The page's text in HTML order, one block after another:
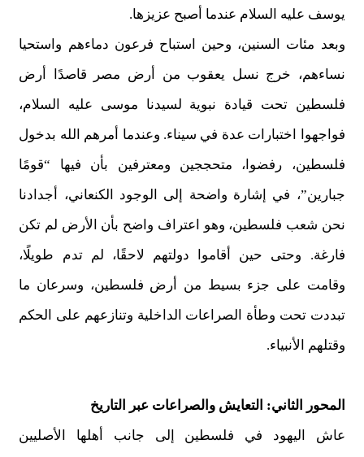
يوسف عليه السلام عندما أصبح عزيزها.
وبعد مئات السنين، وحين استباح فرعون دماءهم واستحيا
نساءهم، خرج نسل يعقوب من أرض مصر قاصدًا أرض
فلسطين تحت قيادة نبوية لسيدنا موسى عليه السلام،
فواجهوا اختبارات عدة في سيناء. وعندما أمرهم الله بدخول
فلسطين، رفضوا، متحججين ومعترفين بأن فيها “قومًا
جبارين”، في إشارة واضحة إلى الوجود الكنعاني، أجدادنا
نحن شعب فلسطين، وهو اعتراف واضح بأن الأرض لم تكن
فارغة. وحتى حين أقاموا دولتهم لاحقًا، لم تدم طويلًا،
وقامت على جزء بسيط من أرض فلسطين، وسرعان ما
تبددت تحت وطأة الصراعات الداخلية وتنازعهم على الحكم
وقتلهم الأنبياء.
المحور الثاني: التعايش والصراعات عبر التاريخ
عاش اليهود في فلسطين إلى جانب أهلها الأصليين